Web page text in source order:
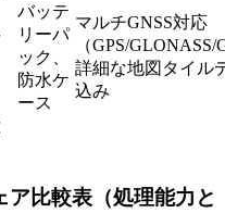
バッテ
リーパ
ック、
防水ケ
ース
マルチGNSS対応
（GPS/GLONASS/
詳細な地図タイル
込み
比較表（処理能力と